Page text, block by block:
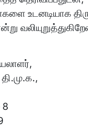
உடனடியாக